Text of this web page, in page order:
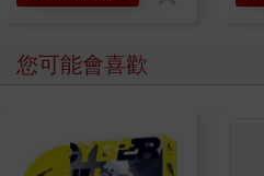
您可能會喜歡